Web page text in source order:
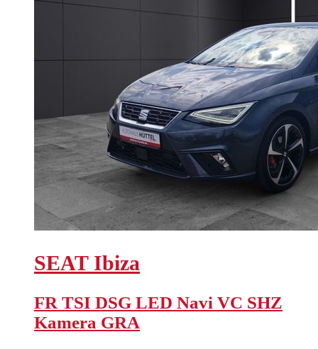
SEAT Ibiza
FR TSI DSG LED Navi VC SHZ
Kamera GRA